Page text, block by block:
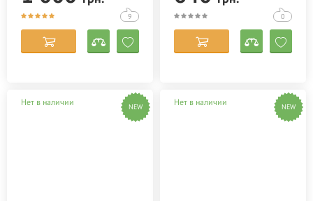
9
мл
0
Нет в наличии NEW Нет в наличии NEW